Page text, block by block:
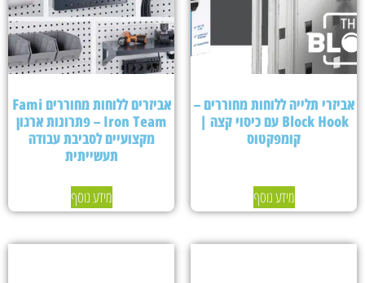
אביזרי תלייה ללוחות מחוררים –
Block Hook עם כיסוי קצה |
קומפקטוס
מידע נוסף
אביזרים ללוחות מחוררים Fami
Iron Team – פתרונות ארגון
מקצועיים לסביבת עבודה
תעשייתית
מידע נוסף